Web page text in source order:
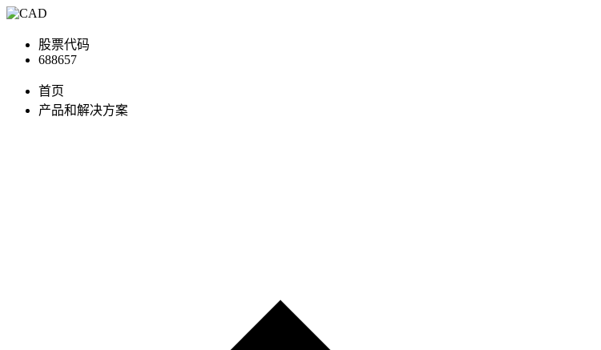
股票代码
688657
首页
产品和解决方案